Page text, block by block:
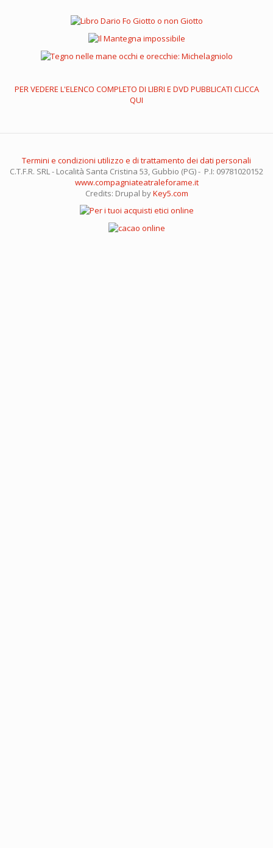
PER VEDERE L'ELENCO COMPLETO DI LIBRI E DVD PUBBLICATI CLICCA
QUI
Termini e condizioni utilizzo e di trattamento dei dati personali
C.T.F.R. SRL - Località Santa Cristina 53, Gubbio (PG) - P.I: 09781020152
www.compagniateatraleforame.it
Credits: Drupal byKey5.com